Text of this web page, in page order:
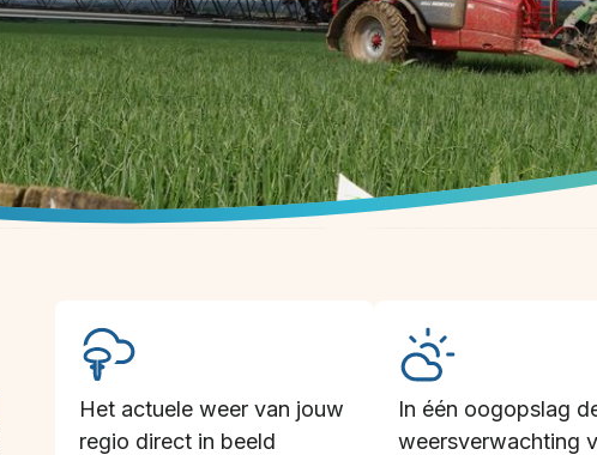
Het actuele weer van jouw
regio direct in beeld
In één oogopslag
weersverwachting